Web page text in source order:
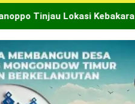
Kebakaran , Tegaskan